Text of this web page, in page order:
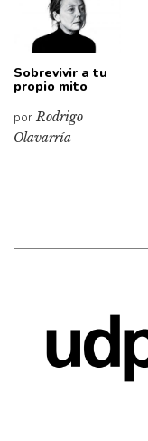
Sobrevivir a tu
propio mito
porRodrigo
Olavarría